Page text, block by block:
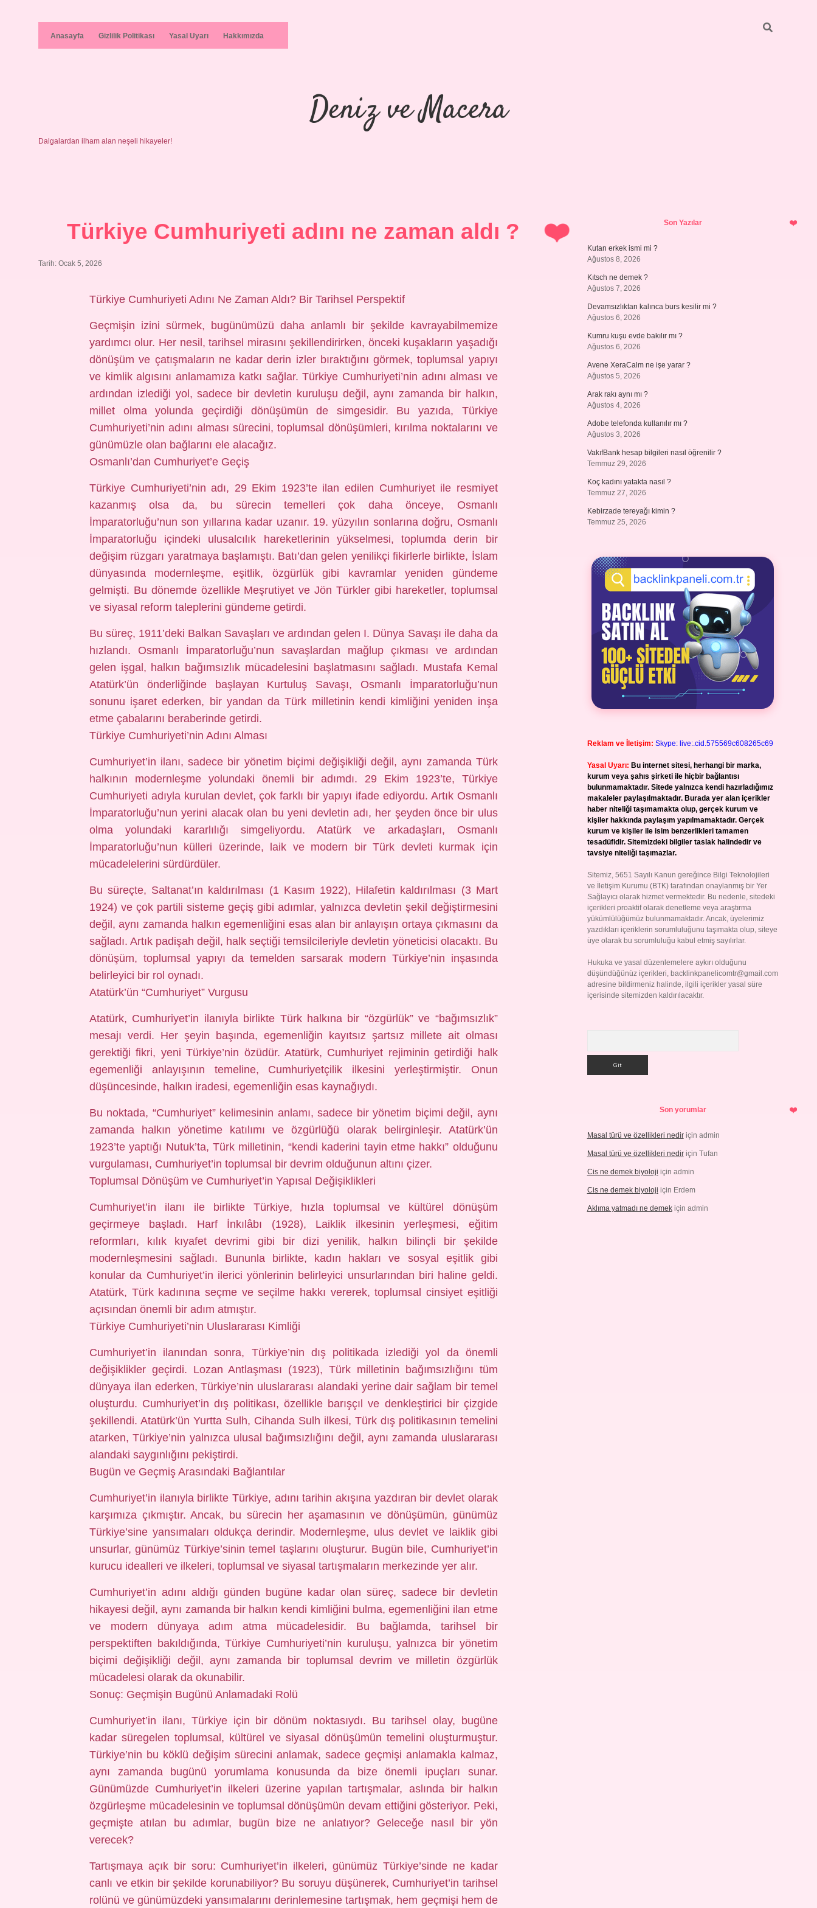
Anasayfa Gizlilik Politikası Yasal Uyarı Hakkımızda
Deniz ve Macera
Dalgalardan ilham alan neşeli hikayeler!
Türkiye Cumhuriyeti adını ne zaman aldı ?
Tarih: Ocak 5, 2026
Türkiye Cumhuriyeti Adını Ne Zaman Aldı? Bir Tarihsel Perspektif
Geçmişin izini sürmek, bugünümüzü daha anlamlı bir şekilde kavrayabilmemize
yardımcı olur. Her nesil, tarihsel mirasını şekillendirirken, önceki kuşakların yaşadığı
dönüşüm ve çatışmaların ne kadar derin izler bıraktığını görmek, toplumsal yapıyı
ve kimlik algısını anlamamıza katkı sağlar. Türkiye Cumhuriyeti’nin adını alması ve
ardından izlediği yol, sadece bir devletin kuruluşu değil, aynı zamanda bir halkın,
millet olma yolunda geçirdiği dönüşümün de simgesidir. Bu yazıda, Türkiye
Cumhuriyeti’nin adını alması sürecini, toplumsal dönüşümleri, kırılma noktalarını ve
günümüzle olan bağlarını ele alacağız.
Osmanlı’dan Cumhuriyet’e Geçiş
Türkiye Cumhuriyeti’nin adı, 29 Ekim 1923’te ilan edilen Cumhuriyet ile resmiyet
kazanmış olsa da, bu sürecin temelleri çok daha önceye, Osmanlı
İmparatorluğu’nun son yıllarına kadar uzanır. 19. yüzyılın sonlarına doğru, Osmanlı
İmparatorluğu içindeki ulusalcılık hareketlerinin yükselmesi, toplumda derin bir
değişim rüzgarı yaratmaya başlamıştı. Batı’dan gelen yenilikçi fikirlerle birlikte, İslam
dünyasında modernleşme, eşitlik, özgürlük gibi kavramlar yeniden gündeme
gelmişti. Bu dönemde özellikle Meşrutiyet ve Jön Türkler gibi hareketler, toplumsal
ve siyasal reform taleplerini gündeme getirdi.
Bu süreç, 1911’deki Balkan Savaşları ve ardından gelen I. Dünya Savaşı ile daha da
hızlandı. Osmanlı İmparatorluğu’nun savaşlardan mağlup çıkması ve ardından
gelen işgal, halkın bağımsızlık mücadelesini başlatmasını sağladı. Mustafa Kemal
Atatürk’ün önderliğinde başlayan Kurtuluş Savaşı, Osmanlı İmparatorluğu’nun
sonunu işaret ederken, bir yandan da Türk milletinin kendi kimliğini yeniden inşa
etme çabalarını beraberinde getirdi.
Türkiye Cumhuriyeti’nin Adını Alması
Cumhuriyet’in ilanı, sadece bir yönetim biçimi değişikliği değil, aynı zamanda Türk
halkının modernleşme yolundaki önemli bir adımdı. 29 Ekim 1923’te, Türkiye
Cumhuriyeti adıyla kurulan devlet, çok farklı bir yapıyı ifade ediyordu. Artık Osmanlı
İmparatorluğu’nun yerini alacak olan bu yeni devletin adı, her şeyden önce bir ulus
olma yolundaki kararlılığı simgeliyordu. Atatürk ve arkadaşları, Osmanlı
İmparatorluğu’nun külleri üzerinde, laik ve modern bir Türk devleti kurmak için
mücadelelerini sürdürdüler.
Bu süreçte, Saltanat’ın kaldırılması (1 Kasım 1922), Hilafetin kaldırılması (3 Mart
1924) ve çok partili sisteme geçiş gibi adımlar, yalnızca devletin şekil değiştirmesini
değil, aynı zamanda halkın egemenliğini esas alan bir anlayışın ortaya çıkmasını da
sağladı. Artık padişah değil, halk seçtiği temsilcileriyle devletin yöneticisi olacaktı. Bu
dönüşüm, toplumsal yapıyı da temelden sarsarak modern Türkiye’nin inşasında
belirleyici bir rol oynadı.
Atatürk’ün “Cumhuriyet” Vurgusu
Atatürk, Cumhuriyet’in ilanıyla birlikte Türk halkına bir “özgürlük” ve “bağımsızlık”
mesajı verdi. Her şeyin başında, egemenliğin kayıtsız şartsız millete ait olması
gerektiği fikri, yeni Türkiye’nin özüdür. Atatürk, Cumhuriyet rejiminin getirdiği halk
egemenliği anlayışının temeline, Cumhuriyetçilik ilkesini yerleştirmiştir. Onun
düşüncesinde, halkın iradesi, egemenliğin esas kaynağıydı.
Bu noktada, “Cumhuriyet” kelimesinin anlamı, sadece bir yönetim biçimi değil, aynı
zamanda halkın yönetime katılımı ve özgürlüğü olarak belirginleşir. Atatürk’ün
1923’te yaptığı Nutuk’ta, Türk milletinin, “kendi kaderini tayin etme hakkı” olduğunu
vurgulaması, Cumhuriyet’in toplumsal bir devrim olduğunun altını çizer.
Toplumsal Dönüşüm ve Cumhuriyet’in Yapısal Değişiklikleri
Cumhuriyet’in ilanı ile birlikte Türkiye, hızla toplumsal ve kültürel dönüşüm
geçirmeye başladı. Harf İnkılâbı (1928), Laiklik ilkesinin yerleşmesi, eğitim
reformları, kılık kıyafet devrimi gibi bir dizi yenilik, halkın bilinçli bir şekilde
modernleşmesini sağladı. Bununla birlikte, kadın hakları ve sosyal eşitlik gibi
konular da Cumhuriyet’in ilerici yönlerinin belirleyici unsurlarından biri haline geldi.
Atatürk, Türk kadınına seçme ve seçilme hakkı vererek, toplumsal cinsiyet eşitliği
açısından önemli bir adım atmıştır.
Türkiye Cumhuriyeti’nin Uluslararası Kimliği
Cumhuriyet’in ilanından sonra, Türkiye’nin dış politikada izlediği yol da önemli
değişiklikler geçirdi. Lozan Antlaşması (1923), Türk milletinin bağımsızlığını tüm
dünyaya ilan ederken, Türkiye’nin uluslararası alandaki yerine dair sağlam bir temel
oluşturdu. Cumhuriyet’in dış politikası, özellikle barışçıl ve denkleştirici bir çizgide
şekillendi. Atatürk’ün Yurtta Sulh, Cihanda Sulh ilkesi, Türk dış politikasının temelini
atarken, Türkiye’nin yalnızca ulusal bağımsızlığını değil, aynı zamanda uluslararası
alandaki saygınlığını pekiştirdi.
Bugün ve Geçmiş Arasındaki Bağlantılar
Cumhuriyet’in ilanıyla birlikte Türkiye, adını tarihin akışına yazdıran bir devlet olarak
karşımıza çıkmıştır. Ancak, bu sürecin her aşamasının ve dönüşümün, günümüz
Türkiye’sine yansımaları oldukça derindir. Modernleşme, ulus devlet ve laiklik gibi
unsurlar, günümüz Türkiye’sinin temel taşlarını oluşturur. Bugün bile, Cumhuriyet’in
kurucu idealleri ve ilkeleri, toplumsal ve siyasal tartışmaların merkezinde yer alır.
Cumhuriyet’in adını aldığı günden bugüne kadar olan süreç, sadece bir devletin
hikayesi değil, aynı zamanda bir halkın kendi kimliğini bulma, egemenliğini ilan etme
ve modern dünyaya adım atma mücadelesidir. Bu bağlamda, tarihsel bir
perspektiften bakıldığında, Türkiye Cumhuriyeti’nin kuruluşu, yalnızca bir yönetim
biçimi değişikliği değil, aynı zamanda bir toplumsal devrim ve milletin özgürlük
mücadelesi olarak da okunabilir.
Sonuç: Geçmişin Bugünü Anlamadaki Rolü
Cumhuriyet’in ilanı, Türkiye için bir dönüm noktasıydı. Bu tarihsel olay, bugüne
kadar süregelen toplumsal, kültürel ve siyasal dönüşümün temelini oluşturmuştur.
Türkiye’nin bu köklü değişim sürecini anlamak, sadece geçmişi anlamakla kalmaz,
aynı zamanda bugünü yorumlama konusunda da bize önemli ipuçları sunar.
Günümüzde Cumhuriyet’in ilkeleri üzerine yapılan tartışmalar, aslında bir halkın
özgürleşme mücadelesinin ve toplumsal dönüşümün devam ettiğini gösteriyor. Peki,
geçmişte atılan bu adımlar, bugün bize ne anlatıyor? Geleceğe nasıl bir yön
verecek?
Tartışmaya açık bir soru: Cumhuriyet’in ilkeleri, günümüz Türkiye’sinde ne kadar
canlı ve etkin bir şekilde korunabiliyor? Bu soruyu düşünerek, Cumhuriyet’in tarihsel
rolünü ve günümüzdeki yansımalarını derinlemesine tartışmak, hem geçmişi hem de
SidebarSon Yazılar
Kutan erkek ismi mi ?
Ağustos 8, 2026
Kıtsch ne demek ?
Ağustos 7, 2026
Devamsızlıktan kalınca burs kesilir mi ?
Ağustos 6, 2026
Kumru kuşu evde bakılır mı ?
Ağustos 6, 2026
Avene XeraCalm ne işe yarar ?
Ağustos 5, 2026
Arak rakı aynı mı ?
Ağustos 4, 2026
Adobe telefonda kullanılır mı ?
Ağustos 3, 2026
VakıfBank hesap bilgileri nasıl öğrenilir ?
Temmuz 29, 2026
Koç kadını yatakta nasıl ?
Temmuz 27, 2026
Kebirzade tereyağı kimin ?
Temmuz 25, 2026
Reklam ve İletişim: Skype: live:.cid.575569c608265c69
Yasal Uyarı: Bu internet sitesi, herhangi bir marka,
kurum veya şahıs şirketi ile hiçbir bağlantısı
bulunmamaktadır. Sitede yalnızca kendi hazırladığımız
makaleler paylaşılmaktadır. Burada yer alan içerikler
haber niteliği taşımamakta olup, gerçek kurum ve
kişiler hakkında paylaşım yapılmamaktadır. Gerçek
kurum ve kişiler ile isim benzerlikleri tamamen
tesadüfidir. Sitemizdeki bilgiler taslak halindedir ve
tavsiye niteliği taşımazlar.
Sitemiz, 5651 Sayılı Kanun gereğince Bilgi Teknolojileri
ve İletişim Kurumu (BTK) tarafından onaylanmış bir Yer
Sağlayıcı olarak hizmet vermektedir. Bu nedenle, sitedeki
içerikleri proaktif olarak denetleme veya araştırma
yükümlülüğümüz bulunmamaktadır. Ancak, üyelerimiz
yazdıkları içeriklerin sorumluluğunu taşımakta olup, siteye
üye olarak bu sorumluluğu kabul etmiş sayılırlar.
Hukuka ve yasal düzenlemelere aykırı olduğunu
düşündüğünüz içerikleri, backlinkpanelicomtr@gmail.com
adresine bildirmeniz halinde, ilgili içerikler yasal süre
içerisinde sitemizden kaldırılacaktır.
Son yorumlar
Masal türü ve özellikleri nediriçin admin
Masal türü ve özellikleri nediriçin Tufan
Cis ne demek biyoloji için admin
Cis ne demek biyoloji için Erdem
Aklıma yatmadı ne demekiçin admin